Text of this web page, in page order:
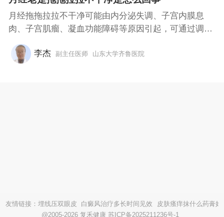
月经拖拖拉拉不干净可能由内分泌失调、子宫内膜息
肉、子宫肌瘤、凝血功能障碍等原因引起，可通过调
整...
李杰
副主任医师 山东大学齐鲁医院
友情链接：埋线压双眼皮 白癜风治疗多长时间见效
皮肤瘙痒抹什么药膏好
@2005-2026 复禾健康苏ICP备2025211236号-1